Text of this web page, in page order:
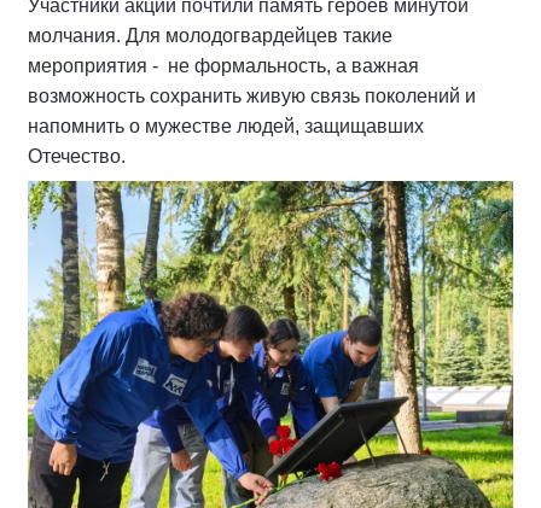
Участники акции почтили память героев минутой
молчания. Для молодогвардейцев такие
мероприятия - не формальность, а важная
возможность сохранить живую связь поколений и
напомнить о мужестве людей, защищавших
Отечество.